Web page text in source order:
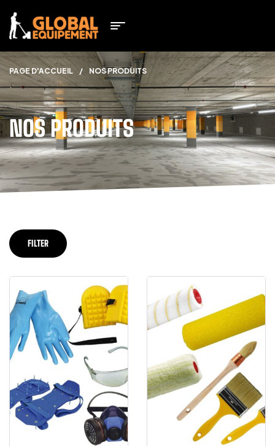
NOS PRODUITS
PAGE D'ACCUEIL / NOS PRODUITS
FILTER